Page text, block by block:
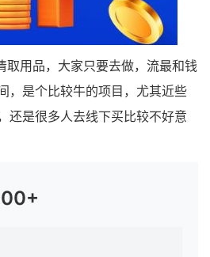
用品，大家只要去做，流最和钱
，是个比较牛的项目，尤其近些
还是很多人去线下买比较不好意